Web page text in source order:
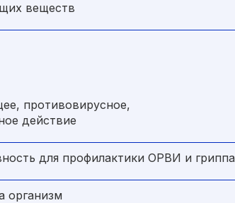
веществ
противовирусное,
действие
для профилактики ОРВИ и гриппа
организм